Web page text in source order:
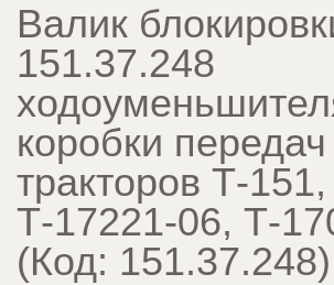
Валик
151.37.248
коробки передач
тракторов Т-151,
Т-17221-06, Т-
(Код: 151.37.248)